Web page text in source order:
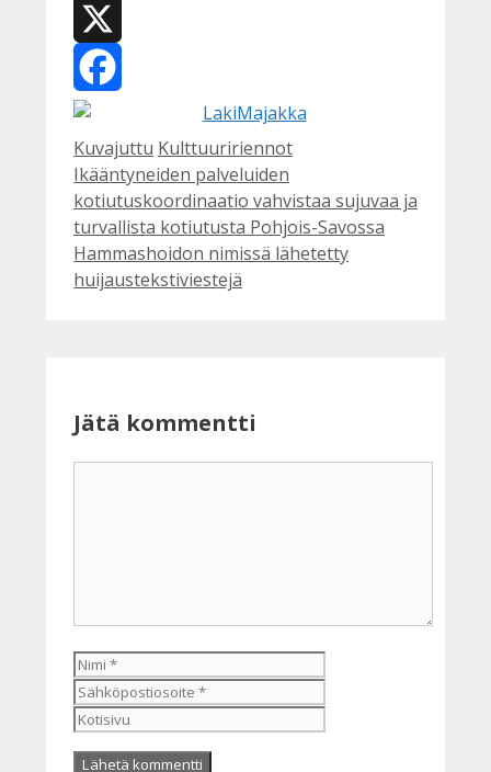
WhatsApp
X
Facebook
Kategoriat
Kuvajuttu Avainsanat
Kulttuuririennot
Ikääntyneiden palveluiden
kotiutuskoordinaatio vahvistaa sujuvaa ja
turvallista kotiutusta Pohjois-Savossa
Hammashoidon nimissä lähetetty
huijaustekstiviestejä
Jätä kommentti
Nimi